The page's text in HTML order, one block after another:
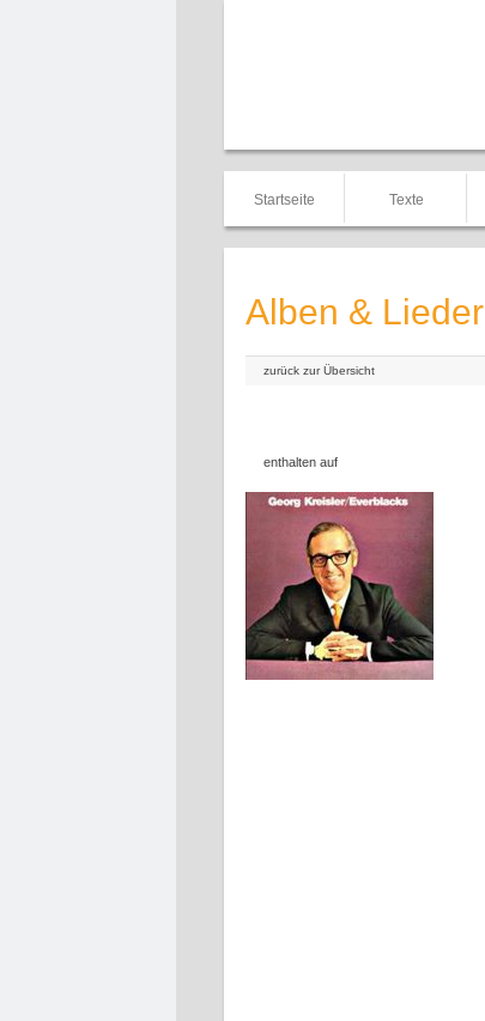
Startseite Texte
Alben & Lieder
zurück zur Übersicht
enthalten auf